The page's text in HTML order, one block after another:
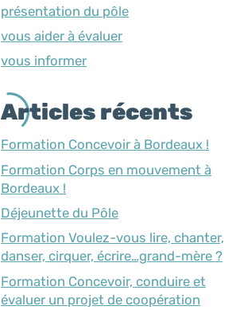
présentation du pôle
vous aider à évaluer
vous informer
Articles récents
Formation Concevoir à Bordeaux !
Formation Corps en mouvement à
Bordeaux !
Déjeunette du Pôle
Formation Voulez-vous lire, chanter,
danser, cirquer, écrire…grand-mère ?
Formation Concevoir, conduire et
évaluer un projet de coopération